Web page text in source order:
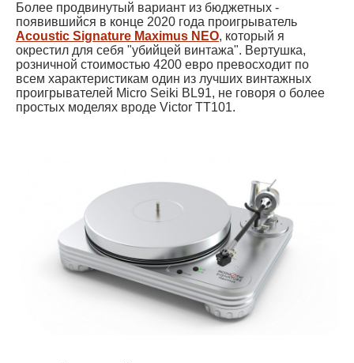
Более продвинутый вариант из бюджетных -
появившийся в конце 2020 года проигрыватель
Acoustic Signature Maximus NEO, который я
окрестил для себя "убийцей винтажа". Вертушка,
розничной стоимостью 4200 евро превосходит по
всем характеристикам один из лучших винтажных
проигрывателей Micro Seiki BL91, не говоря о более
простых моделях вроде Victor TT101.